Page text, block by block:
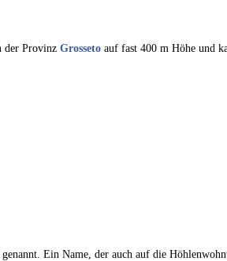
der Provinz Grosseto auf fast 400 m Höhe und
Ein Name, der auch auf die